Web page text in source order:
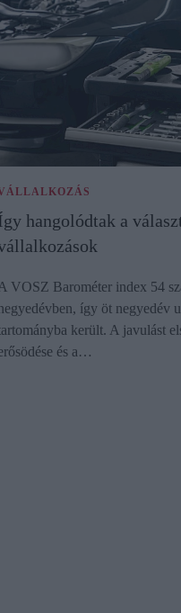
hangolódtak a
A VOSZ Barométer index 54
így öt negyedév
került. A javulást
és a…